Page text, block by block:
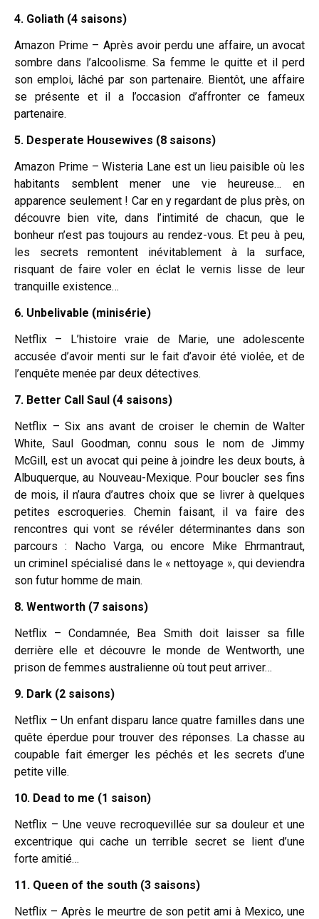
4. Goliath (4 saisons)
Amazon Prime – Après avoir perdu une affaire, un avocat
sombre dans l’alcoolisme. Sa femme le quitte et il perd
son emploi, lâché par son partenaire. Bientôt, une affaire
se présente et il a l’occasion d’affronter ce fameux
partenaire.
5. Desperate Housewives (8 saisons)
Amazon Prime – Wisteria Lane est un lieu paisible où les
habitants semblent mener une vie heureuse… en
apparence seulement ! Car en y regardant de plus près, on
découvre bien vite, dans l’intimité de chacun, que le
bonheur n’est pas toujours au rendez-vous. Et peu à peu,
les secrets remontent inévitablement à la surface,
risquant de faire voler en éclat le vernis lisse de leur
tranquille existence…
6. Unbelivable (minisérie)
Netflix – L’histoire vraie de Marie, une adolescente
accusée d’avoir menti sur le fait d’avoir été violée, et de
l’enquête menée par deux détectives.
7. Better Call Saul (4 saisons)
Netflix – Six ans avant de croiser le chemin de Walter
White, Saul Goodman, connu sous le nom de Jimmy
McGill, est un avocat qui peine à joindre les deux bouts, à
Albuquerque, au Nouveau-Mexique. Pour boucler ses fins
de mois, il n’aura d’autres choix que se livrer à quelques
petites escroqueries. Chemin faisant, il va faire des
rencontres qui vont se révéler déterminantes dans son
parcours : Nacho Varga, ou encore Mike Ehrmantraut,
un criminel spécialisé dans le « nettoyage », qui deviendra
son futur homme de main.
8. Wentworth (7 saisons)
Netflix – Condamnée, Bea Smith doit laisser sa fille
derrière elle et découvre le monde de Wentworth, une
prison de femmes australienne où tout peut arriver…
9. Dark (2 saisons)
Netflix – Un enfant disparu lance quatre familles dans une
quête éperdue pour trouver des réponses. La chasse au
coupable fait émerger les péchés et les secrets d’une
petite ville.
10. Dead to me (1 saison)
Netflix – Une veuve recroquevillée sur sa douleur et une
excentrique qui cache un terrible secret se lient d’une
forte amitié…
11. Queen of the south (3 saisons)
Netflix – Après le meurtre de son petit ami à Mexico, une